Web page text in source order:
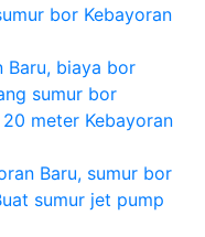
bor Kebayoran
Baru, biaya bor
sumur bor
meter Kebayoran
Baru, sumur bor
sumur jet pump